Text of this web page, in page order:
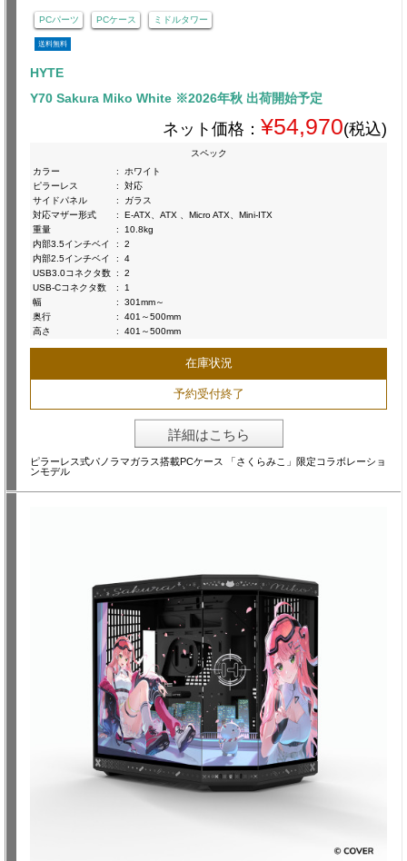
PCパーツ PCケース ミドルタワー
送料無料
HYTE
Y70 Sakura Miko White ※2026年秋 出荷開始予定
ネット価格： ¥54,970(税込)
スペック
カラー
:
ホワイト
ピラーレス
:
対応
サイドパネル
:
ガラス
対応マザー形式
:
E-ATX、ATX 、Micro ATX、Mini-ITX
重量
:
10.8kg
内部3.5インチベイ
:
2
内部2.5インチベイ
:
4
USB3.0コネクタ数 :
2
USB-Cコネクタ数
:
1
幅
:
301mm～
奥行
:
401～500mm
高さ
: 401～500mm
在庫状況
予約受付終了
詳細はこちら
ピラーレス式パノラマガラス搭載PCケース 「さくらみこ」限定コラボレーショ
ンモデル